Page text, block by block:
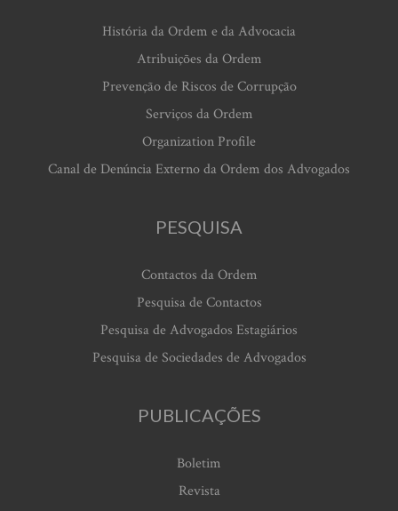
História da Ordem e da Advocacia
Atribuições da Ordem
Prevenção de Riscos de Corrupção
Serviços da Ordem
Organization Profile
Canal de Denúncia Externo da Ordem dos Advogados
PESQUISA
Contactos da Ordem
Pesquisa de Contactos
Pesquisa de Advogados Estagiários
Pesquisa de Sociedades de Advogados
PUBLICAÇÕES
Boletim
Revista